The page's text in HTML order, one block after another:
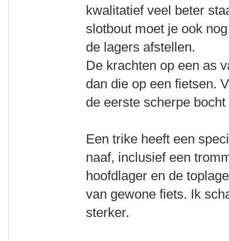
kwalitatief veel beter
slotbout moet je ook
de lagers afstellen.
De krachten op een as
dan die op een fietsen.
de eerste scherpe
Een trike heeft een
naaf, inclusief een
hoofdlager en de
van gewone fiets. Ik
sterker.